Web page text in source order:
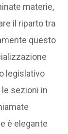
materie,
il riparto tra
questo
legislativo
sezioni in
è elegante